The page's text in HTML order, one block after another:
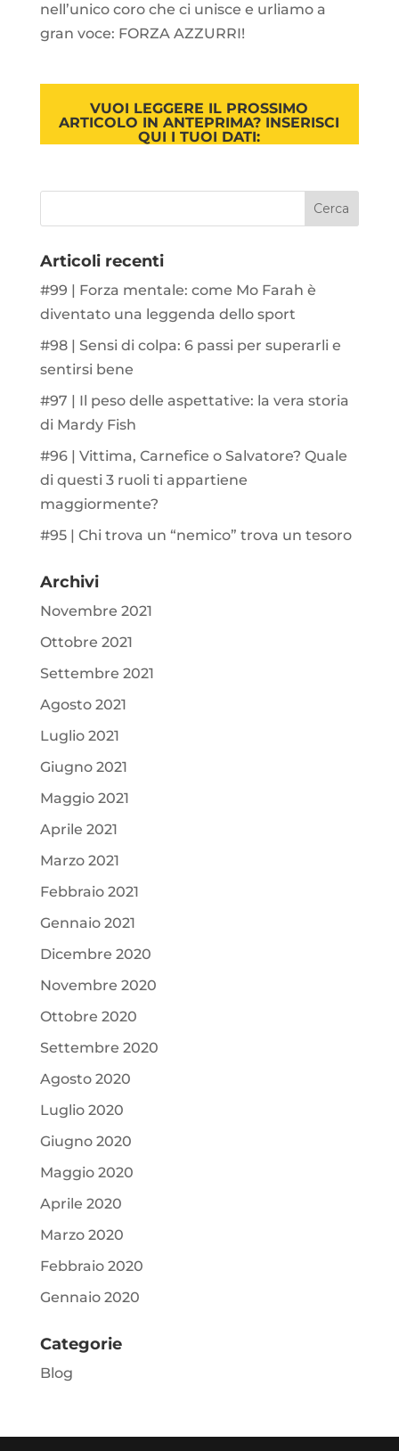
nell’unico coro che ci unisce e urliamo a
gran voce: FORZA AZZURRI!
VUOI LEGGERE IL PROSSIMO
ARTICOLO IN ANTEPRIMA? INSERISCI
QUI I TUOI DATI:
Articoli recenti
#99 | Forza mentale: come Mo Farah è
diventato una leggenda dello sport
#98 | Sensi di colpa: 6 passi per superarli e
sentirsi bene
#97 | Il peso delle aspettative: la vera storia
di Mardy Fish
#96 | Vittima, Carnefice o Salvatore? Quale
di questi 3 ruoli ti appartiene
maggiormente?
#95 | Chi trova un “nemico” trova un tesoro
Archivi
Novembre 2021
Ottobre 2021
Settembre 2021
Agosto 2021
Luglio 2021
Giugno 2021
Maggio 2021
Aprile 2021
Marzo 2021
Febbraio 2021
Gennaio 2021
Dicembre 2020
Novembre 2020
Ottobre 2020
Settembre 2020
Agosto 2020
Luglio 2020
Giugno 2020
Maggio 2020
Aprile 2020
Marzo 2020
Febbraio 2020
Gennaio 2020
Categorie
Blog